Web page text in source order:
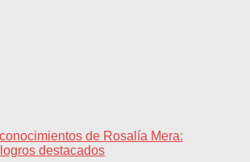
de Rosalía Mera:
destacados